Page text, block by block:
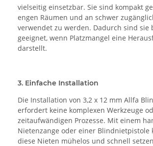
vielseitig einsetzbar. Sie sind kompakt
engen Räumen und an schwer
verwendet zu werden. Dadurch sind sie
geeignet, wenn Platzmangel eine
darstellt.
3. Einfache Installation
Die Installation von 3,2 x 12 mm Allfa
erfordert keine komplexen Werkzeuge
zeitaufwändigen Prozesse. Mit einem
Nietenzange oder einer Blindnietpistole
diese Nieten mühelos und schnell